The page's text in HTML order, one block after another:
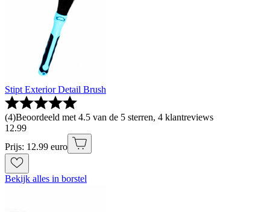
Stipt Exterior Detail Brush
(4)Beoordeeld met 4.5 van de 5 sterren, 4 klantreviews
12.99
Prijs: 12.99 euro
Bekijk alles in borstel